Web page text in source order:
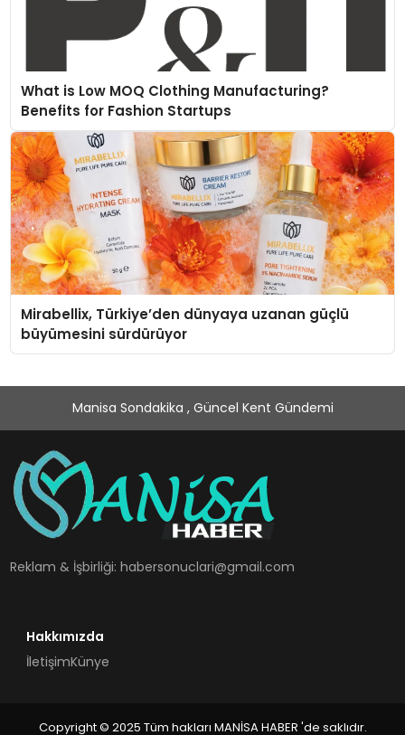
What is Low MOQ Clothing Manufacturing?
Benefits for Fashion Startups
Mirabellix, Türkiye’den dünyaya uzanan güçlü
büyümesini sürdürüyor
Manisa Sondakika , Güncel Kent Gündemi
Reklam & İşbirliği:habersonuclari@gmail.com
Hakkımızda
İletişimKünye
Copyright © 2025 Tüm hakları MANİSA HABER 'de saklıdır.